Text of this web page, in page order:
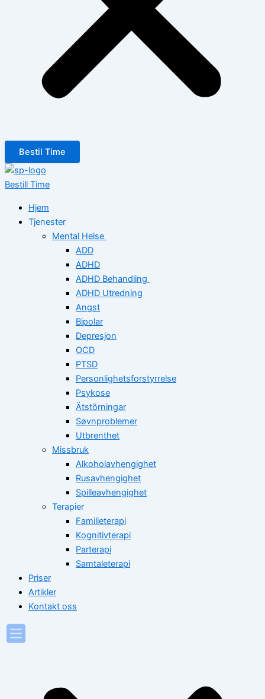
Bestil Time
Bestill Time
Hjem
Tjenester
Mental Helse
ADD
ADHD
ADHD Behandling
ADHD Utredning
Angst
Bipolar
Depresjon
OCD
PTSD
Personlighetsforstyrrelse
Psykose
Ätstörningar
Søvnproblemer
Utbrenthet
Missbruk
Alkoholavhengighet
Rusavhengighet
Spilleavhengighet
Terapier
Familieterapi
Kognitivterapi
Parterapi
Samtaleterapi
Priser
Artikler
Kontakt oss